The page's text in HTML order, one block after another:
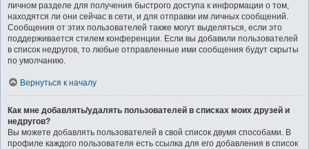
личном разделе для получения быстрого доступа к информации о том,
находятся ли они сейчас в сети, и для отправки им личных сообщений.
Сообщения от этих пользователей также могут выделяться, если это
поддерживается стилем конференции. Если вы добавили пользователей
в список недругов, то любые отправленные ими сообщения будут скрыты
по умолчанию.
Вернуться к началу
Как мне добавлять/удалять пользователей в списках моих друзей и
недругов?
Вы можете добавлять пользователей в свой список двумя способами. В
профиле каждого пользователя есть ссылка для его добавления в список